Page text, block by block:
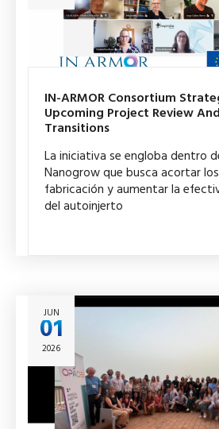
IN-ARMOR Consortium
Upcoming Project Review
Transitions
La iniciativa se engloba dentro
Nanogrow que busca acortar
fabricación y aumentar la
del autoinjerto
JUN
01
2026